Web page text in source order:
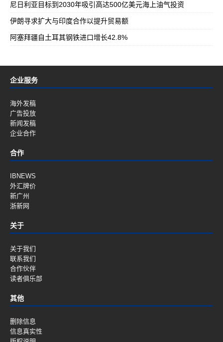
尼日利亚目标到2030年吸引高达500亿美元海上油气投资
伊朗寻求扩大与印度合作以提升贸易额
阿塞拜疆自土耳其钢铁进口增长42.8%
企业服务
海外发稿
广告投放
新闻发稿
企业合作
合作
IBNEWS
外汇牌价
新广州
浙新网
关于
关于我们
联系我们
合作伙伴
读者俱乐部
其他
删除信息
信息真实性